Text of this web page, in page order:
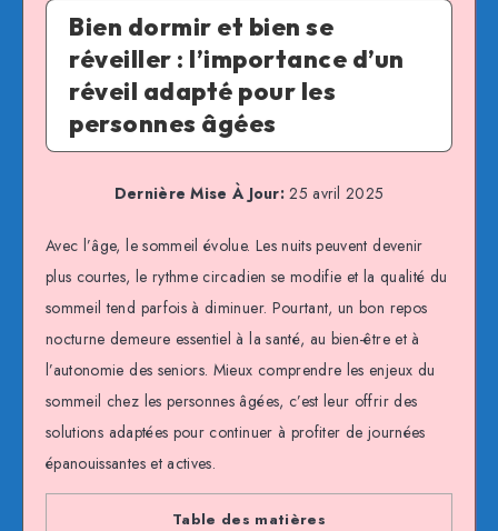
Bien dormir et bien se
réveiller : l’importance d’un
réveil adapté pour les
personnes âgées
Dernière Mise À Jour: 25 avril 2025
Avec l’âge, le sommeil évolue. Les nuits peuvent devenir
plus courtes, le rythme circadien se modifie et la qualité du
sommeil tend parfois à diminuer. Pourtant, un bon repos
nocturne demeure essentiel à la santé, au bien-être et à
l’autonomie des seniors. Mieux comprendre les enjeux du
sommeil chez les personnes âgées, c’est leur offrir des
solutions adaptées pour continuer à profiter de journées
épanouissantes et actives.
Table des matières